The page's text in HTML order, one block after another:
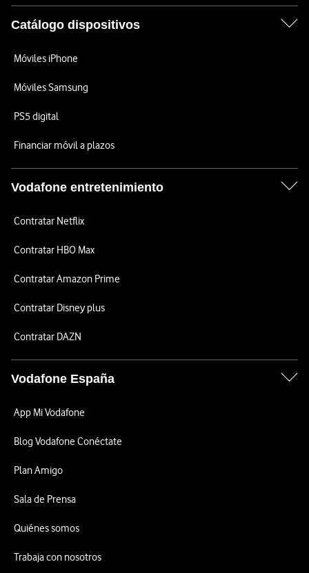
Catálogo dispositivos
Móviles iPhone
Móviles Samsung
PS5 digital
Financiar móvil a plazos
Vodafone entretenimiento
Contratar Netflix
Contratar HBO Max
Contratar Amazon Prime
Contratar Disney plus
Contratar DAZN
Vodafone España
App Mi Vodafone
Blog Vodafone Conéctate
Plan Amigo
Sala de Prensa
Quiénes somos
Trabaja con nosotros